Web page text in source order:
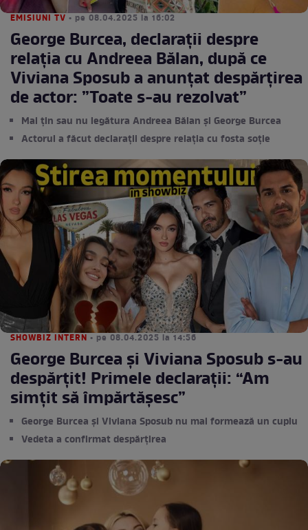
EMISIUNI TV • pe 08.04.2025 la 16:02
George Burcea, declarații despre
relația cu Andreea Bălan, după ce
Viviana Sposub a anunțat despărțirea
de actor: ”Toate s-au rezolvat”
Mai țin sau nu legătura Andreea Bălan și George Burcea
Actorul a făcut declarații despre relația cu fosta soție
SHOWBIZ INTERN • pe 08.04.2025 la 14:56
George Burcea și Viviana Sposub s-au
despărțit! Primele declarații: “Am
simțit să împărtășesc”
George Burcea și Viviana Sposub nu mai formează un cuplu
Vedeta a confirmat despărțirea